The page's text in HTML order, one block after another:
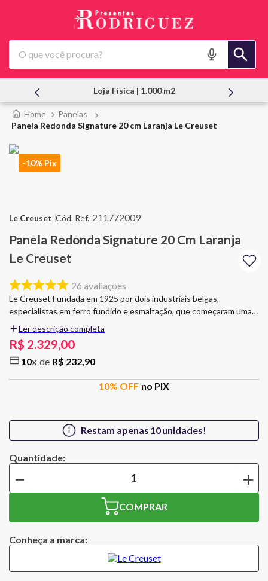
O que você procura?
Atendimento Pessoal
Panelas
Panela Redonda Signature 20 cm Laranja Le Creuset
-10% Pix
211772009
Le Creuset
Panela Redonda Signature 20 Cm Laranja
Le Creuset
26 avaliações
Le Creuset Fundada em 1925 por dois industriais belgas,
especialistas em ferro fundido e esmaltação, que começaram uma
pequena produção de panelas esmaltadas de ferro fundido, no
norte da França. A Panela de ferro fundido esmaltado, distribuem o
calor uniformemente e o alimento cozinha por igual, sem queimar
no fundo ou ficar mais firme na superfície. Não absorve odores e
seguro para máquina de lavar louça. Panela Redonda Signature 20
Gás/Elétrico/ Halogêneo/Indução Modo de Lavagem: Lava Louças,
Lavagem a Mão Contém: 1 Panela 1 Tampa A panela Le Creuset é
fundido tem duração vitalicia. Design especial e tradicional da
marca Le Creuset, fácil de preparar os alimentos que ficam
apresenta algumas evoluções em relação à linha atual (tradicional).
Contém alças maiores e mais ergonômicas e tampa com pegador
maior.
Ler descrição completa
R$ 2.329,00
10 R$ 232,90
10% OFF no PIX
Restam apenas 10unidades!
＋
－
COMPRAR
Conheça a marca: